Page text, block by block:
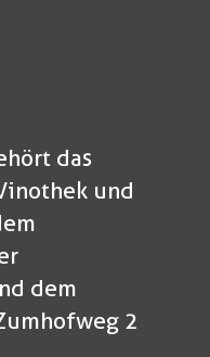
das
und
dem
2